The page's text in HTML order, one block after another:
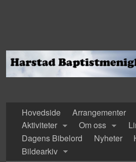
Hovedside Arrangementer
Aktiviteter
Om oss
Dagens Bibelord
Nyheter
Bildearkiv